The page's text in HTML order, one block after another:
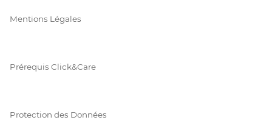
Mentions Légales
Prérequis Click&Care
Protection des Données